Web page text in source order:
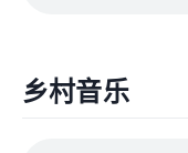
乡村音乐